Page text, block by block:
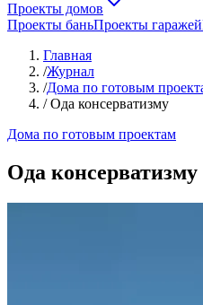
Проекты домов
Проекты баньПроекты гаражей
Главная
/Журнал
/Дома по готовым
/Ода консерватизму
Дома по готовым проектам
Ода консерватизму